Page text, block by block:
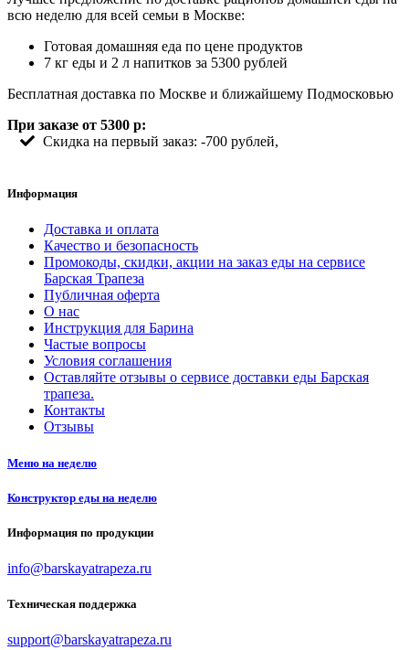
всю неделю для всей семьи в Москве:
Готовая домашняя еда по цене продуктов
7 кг еды и 2 л напитков за 5300 рублей
Бесплатная доставка по Москве и ближайшему Подмосковью
При заказе от 5300 р:
Скидка на первый заказ: -700 рублей,
Информация
Доставка и оплата
Качество и безопасность
Промокоды, скидки, акции на заказ еды на сервисе
Барская Трапеза
Публичная оферта
О нас
Инструкция для Барина
Частые вопросы
Условия соглашения
Оставляйте отзывы о сервисе доставки еды Барская
трапеза.
Контакты
Отзывы
Меню на неделю
Конструктор еды на неделю
Информация по продукции
info@barskayatrapeza.ru
Техническая поддержка
support@barskayatrapeza.ru